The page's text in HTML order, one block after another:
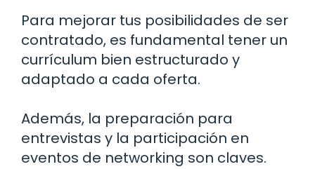
Para mejorar tus posibilidades de ser
contratado, es fundamental tener un
currículum bien estructurado y
adaptado a cada oferta.
Además, la preparación para
entrevistas y la participación en
eventos de networking son claves.